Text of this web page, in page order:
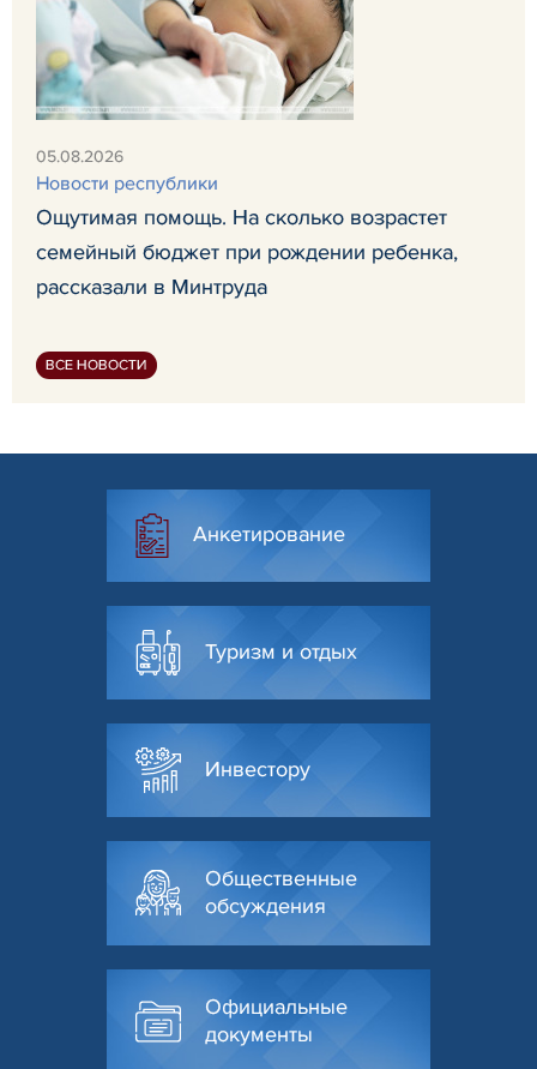
05.08.2026
Новости республики
Ощутимая помощь. На сколько возрастет
семейный бюджет при рождении ребенка,
рассказали в Минтруда
ВСЕ НОВОСТИ
Анкетирование
Туризм и отдых
Инвестору
Общественные
обсуждения
Официальные
документы